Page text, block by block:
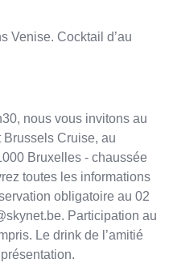
Venise. Cocktail d’au
nous vous invitons au
Cruise, au
Bruxelles - chaussée
toutes les informations
obligatoire au 02
Participation au
Le drink de l’amitié